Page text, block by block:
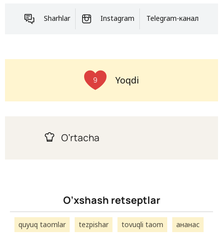
Sharhlar Instagram Telegram-канал
9 Yoqdi
O’rtacha
O’xshash retseptlar
quyuq taomlar tezpishar tovuqli taom ананас